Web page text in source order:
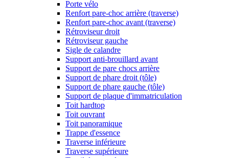
Porte vélo
Renfort pare-choc arrière (traverse)
Renfort pare-choc avant (traverse)
Rétroviseur droit
Rétroviseur gauche
Sigle de calandre
Support anti-brouillard avant
Support de pare chocs arrière
Support de phare droit (tôle)
Support de phare gauche (tôle)
Support de plaque d'immatriculation
Toit hardtop
Toit ouvrant
Toit panoramique
Trappe d'essence
Traverse inférieure
Traverse supérieure